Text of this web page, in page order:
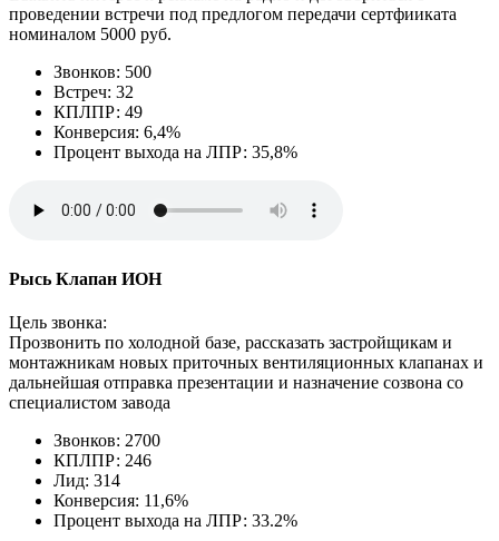
проведении встречи под предлогом передачи сертфииката
номиналом 5000 руб.
Звонков: 500
Встреч: 32
КПЛПР: 49
Конверсия: 6,4%
Процент выхода на ЛПР: 35,8%
Рысь Клапан ИОН
Цель звонка:
Прозвонить по холодной базе, рассказать застройщикам и
монтажникам новых приточных вентиляционных клапанах и
дальнейшая отправка презентации и назначение созвона со
специалистом завода
Звонков: 2700
КПЛПР: 246
Лид: 314
Конверсия: 11,6%
Процент выхода на ЛПР: 33.2%